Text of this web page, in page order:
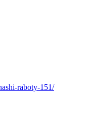
raboty-151/